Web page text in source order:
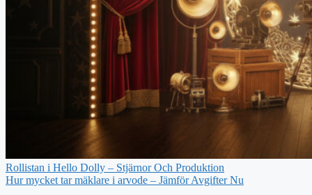
Rollistan i Hello Dolly – Stjärnor Och Produktion
Hur mycket tar mäklare i arvode – Jämför Avgifter Nu